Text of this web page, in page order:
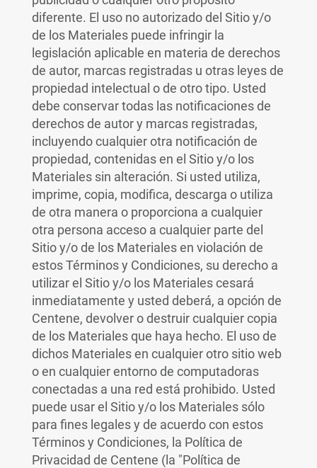
diferente. El uso no autorizado del Sitio y/o
de los Materiales puede infringir la
legislación aplicable en materia de derechos
de autor, marcas registradas u otras leyes de
propiedad intelectual o de otro tipo. Usted
debe conservar todas las notificaciones de
derechos de autor y marcas registradas,
incluyendo cualquier otra notificación de
propiedad, contenidas en el Sitio y/o los
Materiales sin alteración. Si usted utiliza,
imprime, copia, modifica, descarga o utiliza
de otra manera o proporciona a cualquier
otra persona acceso a cualquier parte del
Sitio y/o de los Materiales en violación de
estos Términos y Condiciones, su derecho a
utilizar el Sitio y/o los Materiales cesará
inmediatamente y usted deberá, a opción de
Centene, devolver o destruir cualquier copia
de los Materiales que haya hecho. El uso de
dichos Materiales en cualquier otro sitio web
o en cualquier entorno de computadoras
conectadas a una red está prohibido. Usted
puede usar el Sitio y/o los Materiales sólo
para fines legales y de acuerdo con estos
Términos y Condiciones, la Política de
Privacidad de Centene (la "Política de